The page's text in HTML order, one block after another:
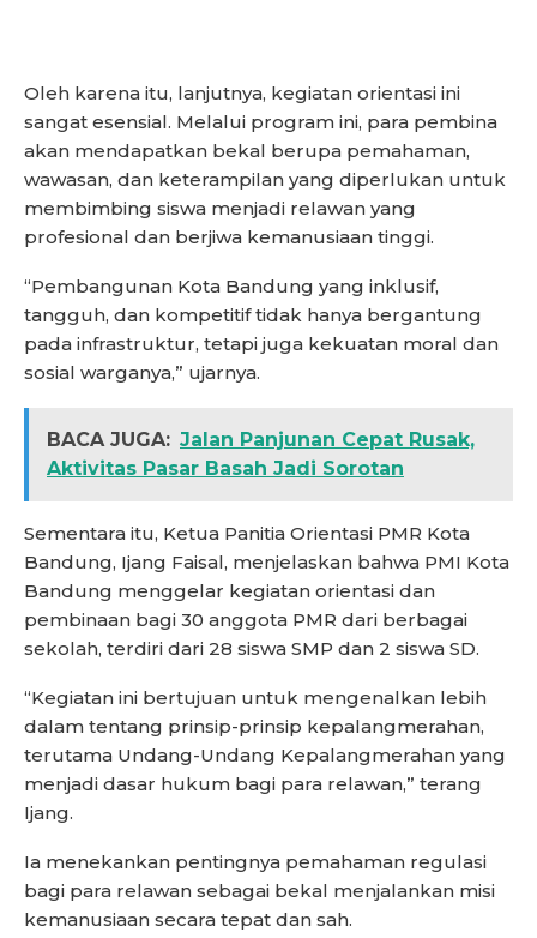
Oleh karena itu, lanjutnya, kegiatan orientasi ini
sangat esensial. Melalui program ini, para pembina
akan mendapatkan bekal berupa pemahaman,
wawasan, dan keterampilan yang diperlukan untuk
membimbing siswa menjadi relawan yang
profesional dan berjiwa kemanusiaan tinggi.
“Pembangunan Kota Bandung yang inklusif,
tangguh, dan kompetitif tidak hanya bergantung
pada infrastruktur, tetapi juga kekuatan moral dan
sosial warganya,” ujarnya.
BACA JUGA: Jalan Panjunan Cepat Rusak,
Aktivitas Pasar Basah Jadi Sorotan
Sementara itu, Ketua Panitia Orientasi PMR Kota
Bandung, Ijang Faisal, menjelaskan bahwa PMI Kota
Bandung menggelar kegiatan orientasi dan
pembinaan bagi 30 anggota PMR dari berbagai
sekolah, terdiri dari 28 siswa SMP dan 2 siswa SD.
“Kegiatan ini bertujuan untuk mengenalkan lebih
dalam tentang prinsip-prinsip kepalangmerahan,
terutama Undang-Undang Kepalangmerahan yang
menjadi dasar hukum bagi para relawan,” terang
Ijang.
Ia menekankan pentingnya pemahaman regulasi
bagi para relawan sebagai bekal menjalankan misi
kemanusiaan secara tepat dan sah.